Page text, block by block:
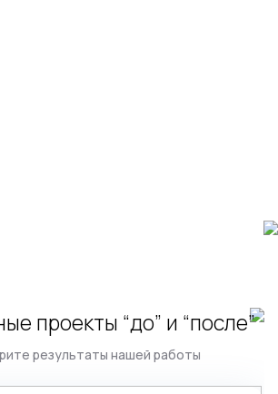
проекты “до” и “после”
результаты нашей работы